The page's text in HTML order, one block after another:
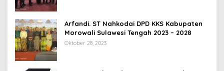
Arfandi. ST Nahkodai DPD KKS Kabupaten
Morowali Sulawesi Tengah 2023 – 2028
Oktober 28, 2023